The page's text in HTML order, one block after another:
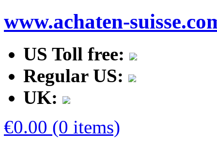
www.achaten-
US Toll free:
Regular US:
UK:
€0.00 (0 items)